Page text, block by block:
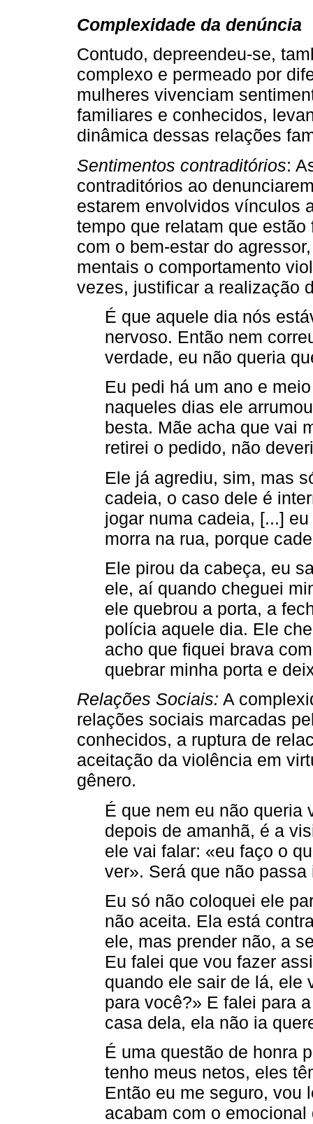
Complexidade da denúncia
Contudo, depreendeu-se,
complexo e permeado por
mulheres vivenciam
familiares e conhecidos,
dinâmica dessas relações
Sentimentos contraditórios:
contraditórios ao
estarem envolvidos vínculos
tempo que relatam que
com o bem-estar do
mentais o comportamento
vezes, justificar a realização
É que aquele dia nós
nervoso. Então nem
verdade, eu não queria
Eu pedi há um ano e
naqueles dias ele
besta. Mãe acha que vai
retirei o pedido, não
Ele já agrediu, sim, mas
cadeia, o caso dele é
jogar numa cadeia, [...]
morra na rua, porque
Ele pirou da cabeça, eu
ele, aí quando cheguei
ele quebrou a porta, a
polícia aquele dia. Ele
acho que fiquei brava
quebrar minha porta e
Relações Sociais: A
relações sociais marcadas
conhecidos, a ruptura de
aceitação da violência em
gênero.
É que nem eu não queria
depois de amanhã, é a
ele vai falar: «eu faço o
ver». Será que não
Eu só não coloquei ele
não aceita. Ela está
ele, mas prender não, a
Eu falei que vou fazer
quando ele sair de lá, ele
para você?» E falei para
casa dela, ela não ia
É uma questão de honra
tenho meus netos, eles
Então eu me seguro, vou
acabam com o